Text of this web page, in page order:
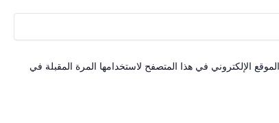
الإلكتروني في هذا المتصفح لاستخدامها المرة المقبلة في